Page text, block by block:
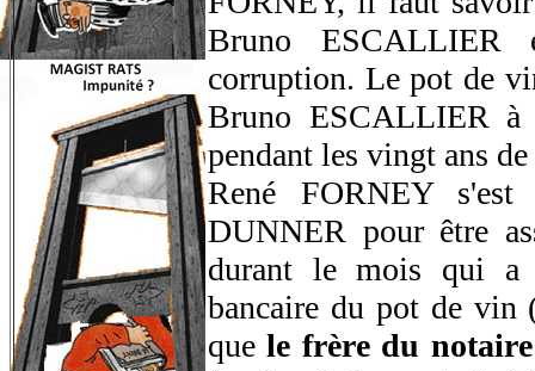
Bruno ESCALLIER
corruption. Le pot de
Bruno ESCALLIER
pendant les vingt ans
René FORNEY
DUNNER pour être
durant le mois qui a
bancaire du pot de
quele frère du